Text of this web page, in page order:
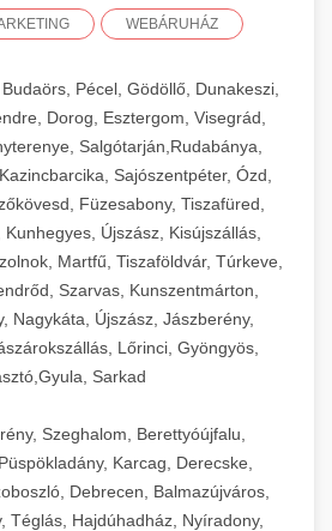
WEBÁRUHÁZ
Pécel, Gödöllő, Dunakeszi,
Dorog, Esztergom, Visegrád,
Salgótarján,Rudabánya,
Sajószentpéter, Ózd,
Füzesabony, Tiszafüred,
Újszász, Kisújszállás,
Martfű, Tiszaföldvár, Túrkeve,
Szarvas, Kunszentmárton,
Nagykáta, Újszász, Jászberény,
Lőrinci, Gyöngyös,
Sarkad
Szeghalom, Berettyóújfalu,
Karcag, Derecske,
Debrecen, Balmazújváros,
Téglás, Hajdúhadház, Nyíradony,